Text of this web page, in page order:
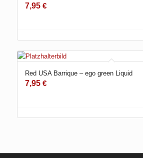
7,95 €
Red USA Barrique – ego green Liquid
7,95 €